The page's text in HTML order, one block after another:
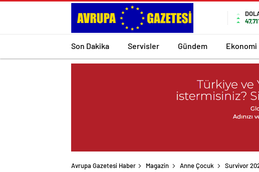
Son Dakika Servisler Gündem Ekonomi
Avrupa Gazetesi Haber Magazin Anne Çocuk Survivor